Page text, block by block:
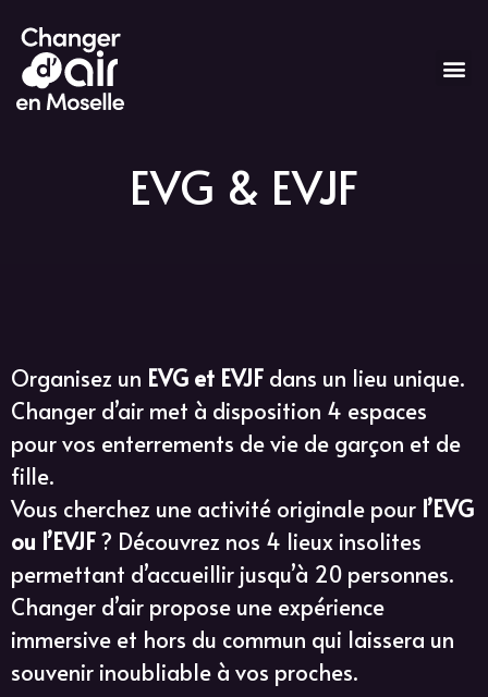
A propos
Nos espaces
Tarifs & Devis
EVG & EVJF
Organisez un EVG et EVJF dans un lieu unique.
Changer d’air met à disposition 4 espaces
pour vos enterrements de vie de garçon et de
fille.
Vous cherchez une activité originale pour l’EVG
ou l’EVJF? Découvrez nos 4 lieux insolites
permettant d’accueillir jusqu’à 20 personnes.
Changer d’air propose une expérience
immersive et hors du commun qui laissera un
souvenir inoubliable à vos proches.